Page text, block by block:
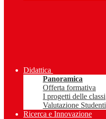
Didattica
Panoramica
Offerta formativa
I progetti delle classi
Valutazione Studenti
Ricerca e Innovazione